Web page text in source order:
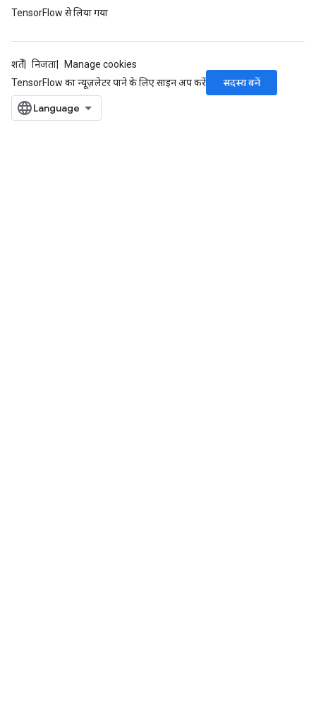
TensorFlow से लिया गया
शर्तें निजता
Manage cookies
TensorFlow का न्यूज़लेटर पाने के लिए साइन अप करें
सदस्य बनें